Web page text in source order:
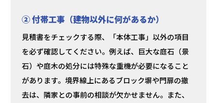
② 付帯工事（建物以外に何があるか）
見積書をチェックする際、「本体工事」以外の項目
を必ず確認してください。例えば、巨大な庭石（景
石）や庭木の処分には特殊な重機が必要になること
があります。境界線上にあるブロック塀や門扉の撤
去は、隣家との事前の相談が欠かせません。また、